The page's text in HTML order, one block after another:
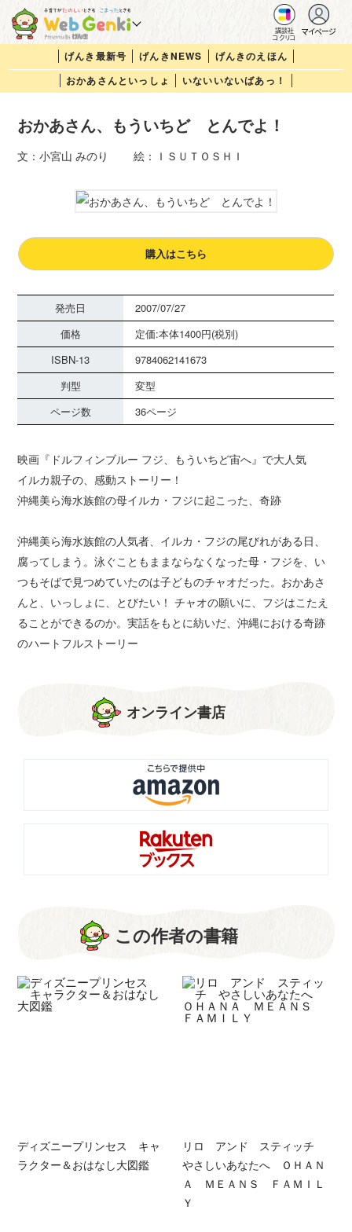
講談社
コクリコ
マイページ
げんき最新号 げんきNEWS
げんきのえほん
おかあさんといっしょ
いないいないばあっ！
おかあさん、もういちど とんでよ！
文：小宮山 みのり 絵：ＩＳＵＴＯＳＨＩ
購入はこちら
発売日
2007/07/27
価格
定価:本体1400円(税別)
ISBN-13
9784062141673
判型
変型
ページ数
36ページ
映画『ドルフィンブルー フジ、もういちど宙へ』で大人気
イルカ親子の、感動ストーリー！
沖縄美ら海水族館の母イルカ・フジに起こった、奇跡
沖縄美ら海水族館の人気者、イルカ・フジの尾びれがある日、
腐ってしまう。泳ぐこともままならなくなった母・フジを、い
つもそばで見つめていたのは子どものチャオだった。おかあさ
んと、いっしょに、とびたい！ チャオの願いに、フジはこたえ
ることができるのか。実話をもとに紡いだ、沖縄における奇跡
のハートフルストーリー
オンライン書店
この作者の書籍
ディズニープリンセス キャ
ラクター＆おはなし大図鑑
リロ アンド スティッチ
やさしいあなたへ ＯＨＡＮ
Ａ ＭＥＡＮＳ ＦＡＭＩＬ
Ｙ